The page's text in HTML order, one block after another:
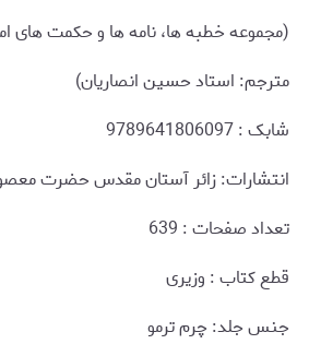
(مجموعه خطبه ها، نامه ها و حکمت های
مترجم: استاد حسین انصاریان)
شابک : 9789641806097
انتشارات: زائر آستان مقدس حضرت
تعداد صفحات : 639
قطع کتاب : وزیری
جنس جلد: چرم ترمو